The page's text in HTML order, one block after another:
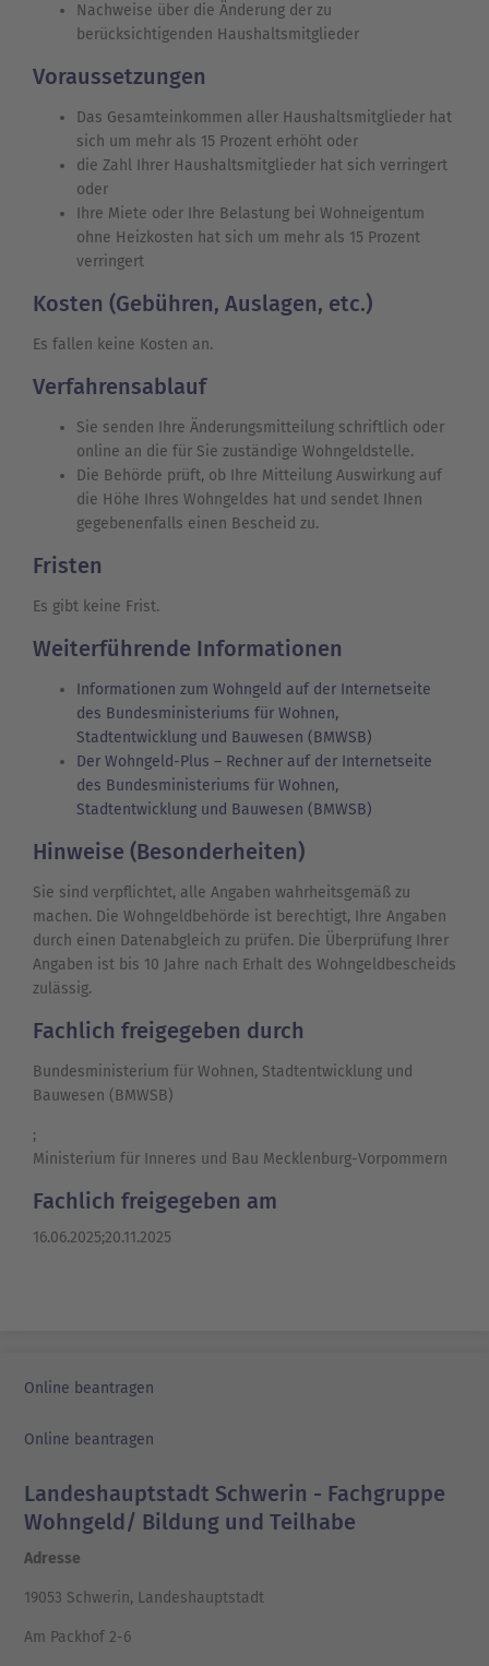
Nachweise über die Änderung der zu
berücksichtigenden Haushaltsmitglieder
Voraussetzungen
Das Gesamteinkommen aller Haushaltsmitglieder hat
sich um mehr als 15 Prozent erhöht oder
die Zahl Ihrer Haushaltsmitglieder hat sich verringert
oder
Ihre Miete oder Ihre Belastung bei Wohneigentum
ohne Heizkosten hat sich um mehr als 15 Prozent
verringert
Kosten (Gebühren, Auslagen, etc.)
Es fallen keine Kosten an.
Verfahrensablauf
Sie senden Ihre Änderungsmitteilung schriftlich oder
online an die für Sie zuständige Wohngeldstelle.
Die Behörde prüft, ob Ihre Mitteilung Auswirkung auf
die Höhe Ihres Wohngeldes hat und sendet Ihnen
gegebenenfalls einen Bescheid zu.
Fristen
Es gibt keine Frist.
Weiterführende Informationen
Informationen zum Wohngeld auf der Internetseite
des Bundesministeriums für Wohnen,
Stadtentwicklung und Bauwesen (BMWSB)
Der Wohngeld-Plus – Rechner auf der Internetseite
des Bundesministeriums für Wohnen,
Stadtentwicklung und Bauwesen (BMWSB)
Hinweise (Besonderheiten)
Sie sind verpflichtet, alle Angaben wahrheitsgemäß zu
machen. Die Wohngeldbehörde ist berechtigt, Ihre Angaben
durch einen Datenabgleich zu prüfen. Die Überprüfung Ihrer
Angaben ist bis 10 Jahre nach Erhalt des Wohngeldbescheids
zulässig.
Fachlich freigegeben durch
Bundesministerium für Wohnen, Stadtentwicklung und
Bauwesen (BMWSB)
;
Ministerium für Inneres und Bau Mecklenburg-Vorpommern
Fachlich freigegeben am
16.06.2025;20.11.2025
Online beantragen
Online beantragen
Landeshauptstadt Schwerin - Fachgruppe
Wohngeld/ Bildung und Teilhabe
Adresse
19053 Schwerin, Landeshauptstadt
Am Packhof 2-6